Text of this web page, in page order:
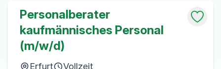
Personalberater
kaufmännisches Personal
(m/w/d)
Erfurt
Vollzeit